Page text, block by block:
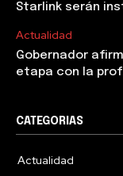
Starlink serán
Actualidad
Gobernador
etapa con la
CATEGORIAS
Actualidad